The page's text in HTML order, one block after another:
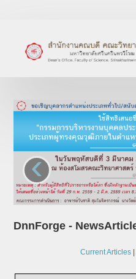
บริการ
ดาวน์โหลด
ติดต่อ
หน้าหลัก
‹
DnnForge -
Current Articles